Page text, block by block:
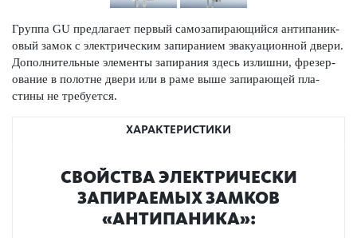
Группа GU предлагает первый самозапи­рающийся антипани­к­
овый замок с электрическим запиранием эвакуацио­нной двери.
Дополнительные элементы запирания здесь излишни, фрез­ер­
ование в пол­отне двери или в раме выше запи­рающей пла­
стины не требуется.
ХАРАКТЕРИСТИКИ
СВОЙСТВА ЭЛЕКТРИЧЕСКИ
ЗАПИРАЕМЫХ ЗАМКОВ
«АНТИПАНИКА»: